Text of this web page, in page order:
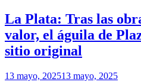
La Plata: Tras las
valor, el águila de
sitio original
13 mayo, 202513 mayo, 2025